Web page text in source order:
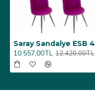
10.557,00TL 12.420,00TL